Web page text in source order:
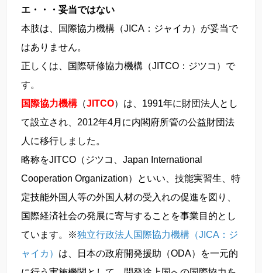
エ・・・妥当ではない
本肢は、国際協力機構（JICA：ジャイカ）が妥当で
はありません。
正しくは、国際研修協力機構（JITCO：ジツコ）で
す。
国際協力機構（JITCO）は、1991年に財団法人とし
て設立され、2012年4月に内閣府所管の公益財団法
人に移行しました。
略称をJITCO（ジツコ、Japan International
Cooperation Organization）といい、技能実習生、特
定技能外国人等の外国人材の受入れの促進を図り、
国際経済社会の発展に寄与することを事業目的とし
ています。※独立行政法人国際協力機構（JICA：ジ
ャイカ） は、日本の政府開発援助（ODA）を一元的